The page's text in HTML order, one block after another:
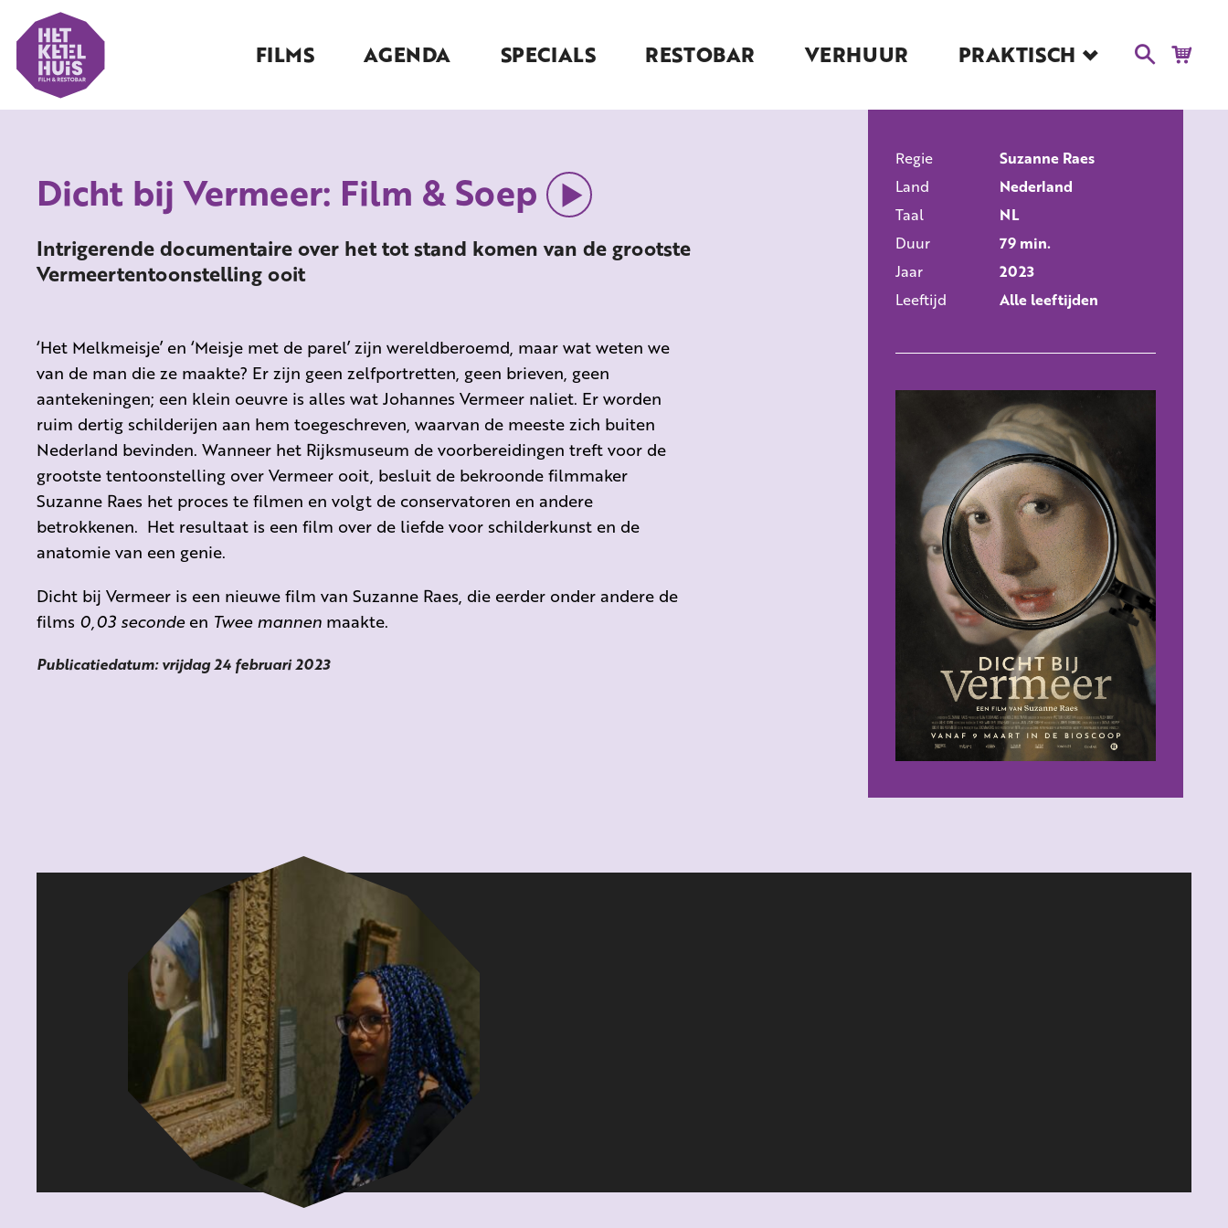
FILMS AGENDA SPECIALS RESTOBAR VERHUUR PRAKTISCH
Blog
Educatie
Kaartverkoop en
Tarieven
Over Het Ketelhuis
Vacatures
Dicht bij Vermeer: Film & Soep
Intrigerende documentaire over het tot stand komen van de grootste
Vermeertentoonstelling ooit
‘Het Melkmeisje’ en ‘Meisje met de parel’ zijn wereldberoemd, maar wat weten we
van de man die ze maakte? Er zijn geen zelfportretten, geen brieven, geen
aantekeningen; een klein oeuvre is alles wat Johannes Vermeer naliet. Er worden
ruim dertig schilderijen aan hem toegeschreven, waarvan de meeste zich buiten
Nederland bevinden. Wanneer het Rijksmuseum de voorbereidingen treft voor de
grootste tentoonstelling over Vermeer ooit, besluit de bekroonde filmmaker
Suzanne Raes het proces te filmen en volgt de conservatoren en andere
betrokkenen. Het resultaat is een film over de liefde voor schilderkunst en de
anatomie van een genie.
Dicht bij Vermeer is een nieuwe film van Suzanne Raes, die eerder onder andere de
films 0,03 secondeen Twee mannen maakte.
Publicatiedatum: vrijdag 24 februari 2023
ALLE FILMS
Regie
Suzanne Raes
Land
Nederland
Taal
NL
Duur
79 min.
Jaar
2023
Leeftijd
Alle leeftijden